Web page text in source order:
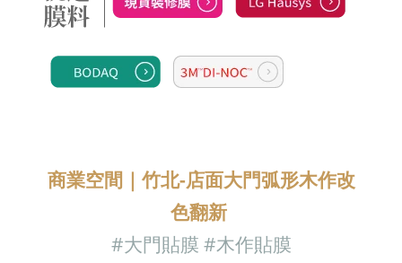
商業空間｜ 竹北-店面大門弧形木作改
色翻新
#大門貼膜 #木作貼膜